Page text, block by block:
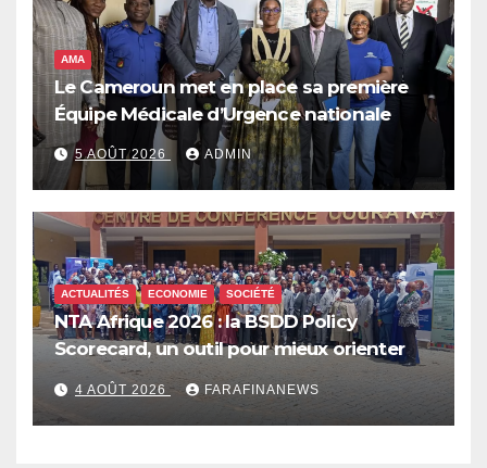
AMA
Le Cameroun met en place sa première
Équipe Médicale d’Urgence nationale
5 AOÛT 2026 ADMIN
ACTUALITÉS ECONOMIE SOCIÉTÉ
NTA Afrique 2026 : la BSDD Policy
Scorecard, un outil pour mieux orienter
les dépenses publiques
4 AOÛT 2026 FARAFINANEWS